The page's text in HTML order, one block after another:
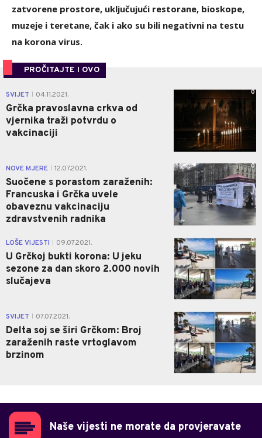
zatvorene prostore, uključujući restorane, bioskope,
muzeje i teretane, čak i ako su bili negativni na testu
na korona virus.
PROČITAJTE I OVO
SVIJET 04.11.2021.
Grčka pravoslavna crkva od
vjernika traži potvrdu o
vakcinaciji
0
NOVE MJERE 12.07.2021.
Suočene s porastom zaraženih:
Francuska i Grčka uvele
obaveznu vakcinaciju
zdravstvenih radnika
0
LOŠE VIJESTI 09.07.2021.
U Grčkoj bukti korona: U jeku
sezone za dan skoro 2.000 novih
slučajeva
0
SVIJET 07.07.2021.
Delta soj se širi Grčkom: Broj
zaraženih raste vrtoglavom
brzinom
0
Naše vijesti ne morate da provjeravate